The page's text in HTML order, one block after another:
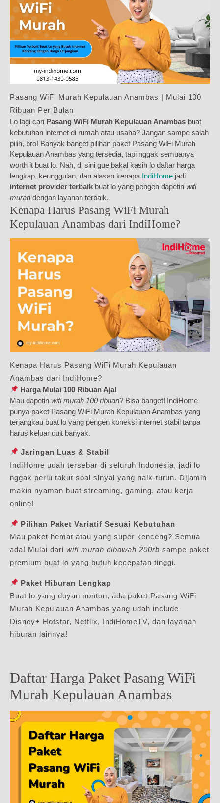
Pasang WiFi Murah Kepulauan Anambas | Mulai 100
Ribuan Per Bulan
Lo lagi cari Pasang WiFi Murah Kepulauan Anambas buat
kebutuhan internet di rumah atau usaha? Jangan sampe salah
pilih, bro! Banyak banget pilihan paket Pasang WiFi Murah
Kepulauan Anambas yang tersedia, tapi nggak semuanya
worth it buat lo. Nah, di sini gue bakal kasih lo daftar harga
lengkap, keunggulan, dan alasan kenapa IndiHome jadi
internet provider terbaik buat lo yang pengen dapetin wifi
murah dengan layanan terbaik.
Kenapa Harus Pasang WiFi Murah
Kepulauan Anambas dari IndiHome?
Kenapa Harus Pasang WiFi Murah Kepulauan
Anambas dari IndiHome?
Harga Mulai 100 Ribuan Aja!
Mau dapetin wifi murah 100 ribuan? Bisa banget! IndiHome
punya paket Pasang WiFi Murah Kepulauan Anambas yang
terjangkau buat lo yang pengen koneksi internet stabil tanpa
harus keluar duit banyak.
Jaringan Luas & Stabil
IndiHome udah tersebar di seluruh Indonesia, jadi lo
nggak perlu takut soal sinyal yang naik-turun. Dijamin
makin nyaman buat streaming, gaming, atau kerja
online!
Pilihan Paket Variatif Sesuai Kebutuhan
Mau paket hemat atau yang super kenceng? Semua
ada! Mulai dari wifi murah dibawah 200rb sampe paket
premium buat lo yang butuh kecepatan tinggi.
Paket Hiburan Lengkap
Buat lo yang doyan nonton, ada paket Pasang WiFi
Murah Kepulauan Anambas yang udah include
Disney+ Hotstar, Netflix, IndiHomeTV, dan layanan
hiburan lainnya!
Daftar Harga Paket Pasang WiFi
Murah Kepulauan Anambas